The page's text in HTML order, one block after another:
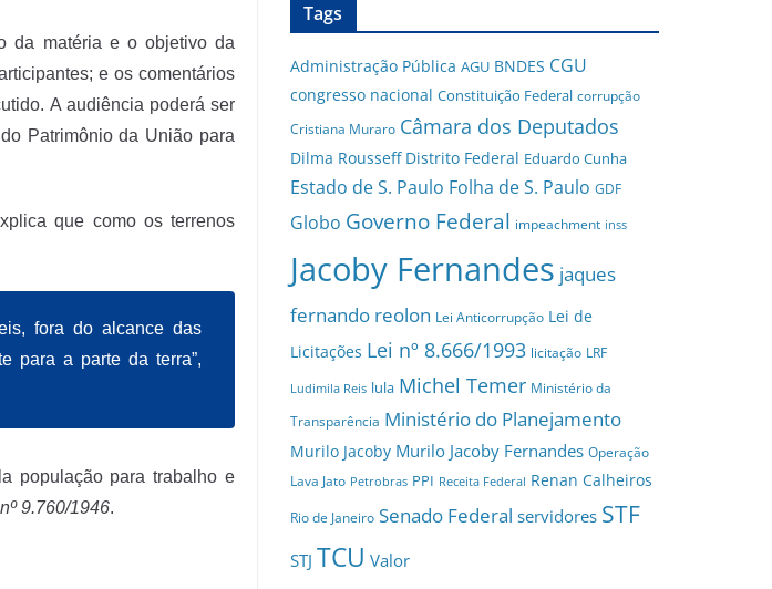
da matéria e o objetivo da
e os comentários
A audiência poderá ser
Patrimônio da União para
que como os terrenos
fora do alcance das
para a parte da terra”,
população para trabalho e
9.760/1946.
Tags
Administração Pública AGU BNDES CGU
congresso nacional Constituição Federal corrupção
Cristiana Muraro Câmara dos Deputados
Dilma Rousseff Distrito Federal Eduardo Cunha
Estado de S. Paulo Folha de S. Paulo GDF
Globo Governo Federal impeachment inss
Jacoby Fernandes jaques
fernando reolon Lei Anticorrupção Lei de
Licitações Lei nº 8.666/1993 licitação LRF
Ludimila Reis lula Michel Temer Ministério da
Transparência Ministério do Planejamento
Murilo Jacoby Murilo Jacoby Fernandes Operação
Lava Jato Petrobras PPI Receita Federal Renan Calheiros
Rio de Janeiro Senado Federal servidores STF
STJ TCU Valor